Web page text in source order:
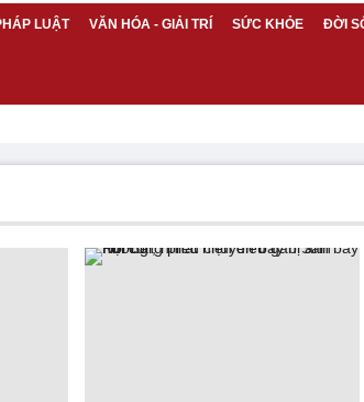
LUẬT VĂN HÓA - GIẢI TRÍ SỨC KHỎE ĐỜI